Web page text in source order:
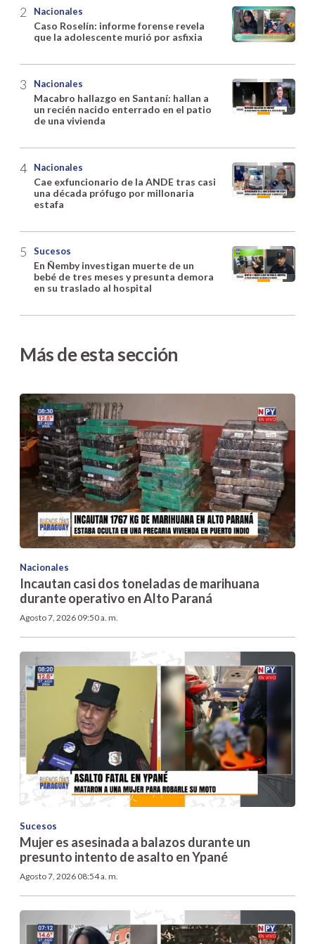
Nacionales
Caso Roselín: informe forense revela
que la adolescente murió por asfixia
Nacionales
Macabro hallazgo en Santaní: hallan a
un recién nacido enterrado en el patio
de una vivienda
Nacionales
Cae exfuncionario de la ANDE tras casi
una década prófugo por millonaria
estafa
Sucesos
En Ñemby investigan muerte de un
bebé de tres meses y presunta demora
en su traslado al hospital
Más de esta sección
Nacionales
Incautan casi dos toneladas de marihuana
durante operativo en Alto Paraná
Agosto 7, 2026 09:50 a. m.
Sucesos
Mujer es asesinada a balazos durante un
presunto intento de asalto en Ypané
Agosto 7, 2026 08:54 a. m.